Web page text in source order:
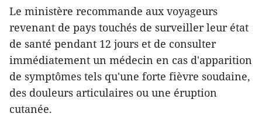
Le ministère recommande aux voyageurs
revenant de pays touchés de surveiller leur état
de santé pendant 12 jours et de consulter
immédiatement un médecin en cas d'apparition
de symptômes tels qu'une forte fièvre soudaine,
des douleurs articulaires ou une éruption
cutanée.